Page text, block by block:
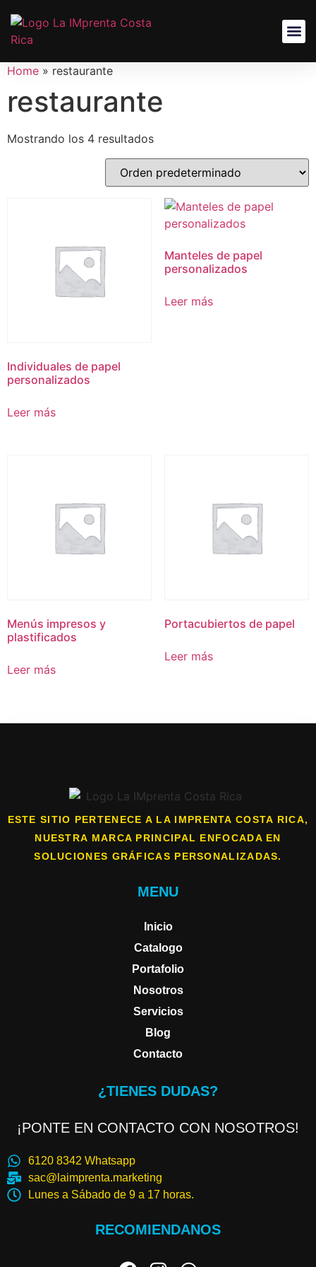
Home » restaurante
restaurante
Mostrando los 4 resultados
Individuales de papel
personalizados
Leer más
Manteles de papel
personalizados
Leer más
Menús impresos y
plastificados
Leer más
Portacubiertos de papel
Leer más
ESTE SITIO PERTENECE A LA IMPRENTA COSTA RICA,
NUESTRA MARCA PRINCIPAL ENFOCADA EN
SOLUCIONES GRÁFICAS PERSONALIZADAS.
MENU
Inicio
Catalogo
Portafolio
Nosotros
Servicios
Blog
Contacto
¿TIENES DUDAS?
¡PONTE EN CONTACTO CON NOSOTROS!
6120 8342 Whatsapp
sac@laimprenta.marketing
Lunes a Sábado de 9 a 17 horas.
RECOMIENDANOS